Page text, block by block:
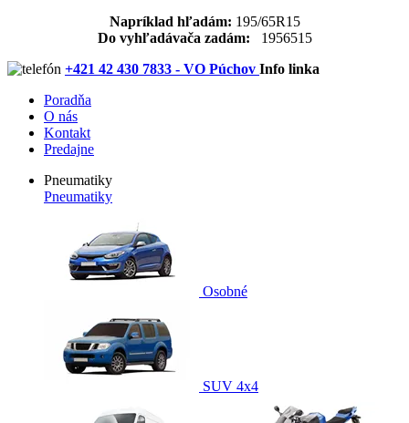
Napríklad hľadám: 195/65R15
Do vyhľadávača zadám: 1956515
+421 42 430 7833 - VO Púchov Info linka
Poradňa
O nás
Kontakt
Predajne
Pneumatiky
Pneumatiky
Osobné
SUV 4x4